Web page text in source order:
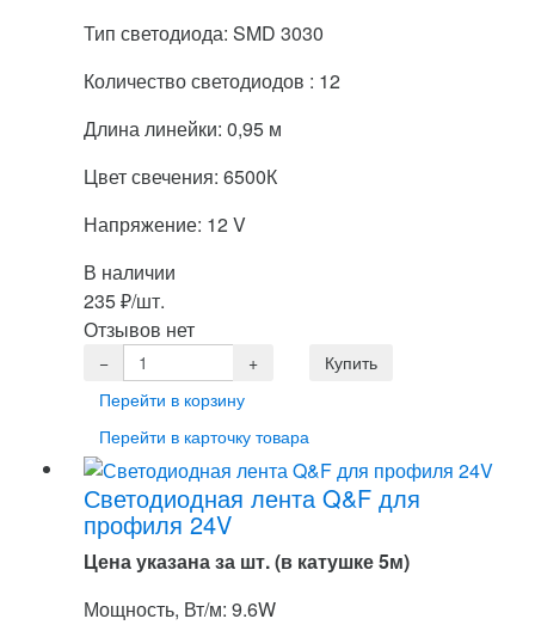
Тип светодиода: SMD 3030
Количество светодиодов : 12
Длина линейки: 0,95 м
Цвет свечения: 6500К
Напряжение: 12 V
В наличии
235₽/шт.
Отзывов нет
Перейти в корзину
Перейти в карточку товара
Светодиодная лента Q&F для
профиля 24V
Цена указана за шт. (в катушке 5м)
Мощность, Вт/м: 9.6W